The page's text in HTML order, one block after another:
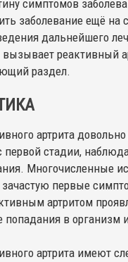
симптомов
заболевание ещё на
дальнейшего
реактивный
раздел.
артрита
первой стадии,
Многочисленные
первые
артритом
попадания в организм
артрита имеют